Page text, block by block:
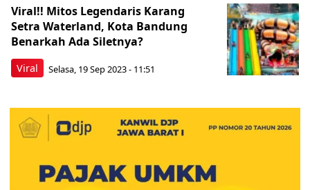
Viral
Viral!! Mitos Legendaris Karang
Setra Waterland, Kota Bandung
Benarkah Ada Siletnya?
Selasa, 19 Sep 2023 - 11:51